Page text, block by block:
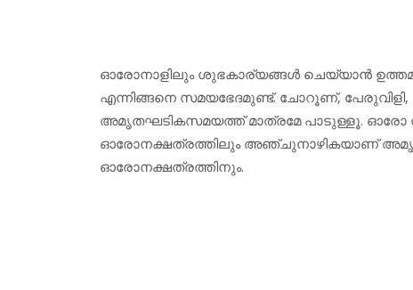
ഓരോനാളിലും ശുഭകാര്യങ്ങള്‍ ചെയ്യാന്‍
എന്നിങ്ങനെ സമയഭേദമുണ്ട്. ചോറൂണ്,
അമൃതഘടികസമയത്ത് മാത്രമേ പാടുള്ളൂ. ഓരോ
ഓരോനക്ഷത്രത്തിലും അഞ്ചുനാഴികയാണ്
ഓരോനക്ഷത്രത്തിനും.